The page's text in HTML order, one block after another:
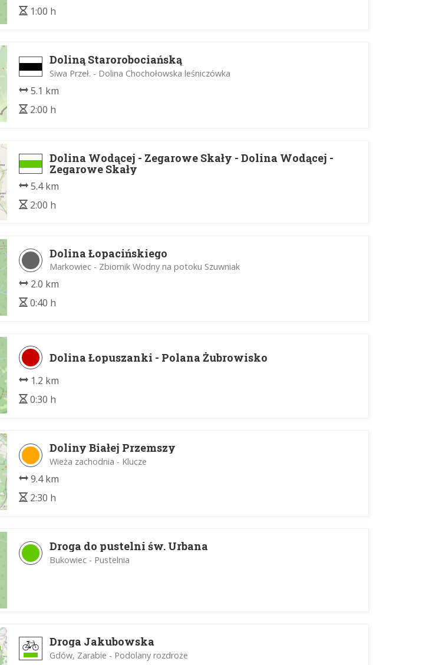
1:00 h
Doliną Starorobociańską
Siwa Przeł. - Dolina Chochołowska leśniczówka
5.1 km
2:00 h
Dolina Wodącej - Zegarowe Skały - Dolina Wodącej -
Zegarowe Skały
5.4 km
2:00 h
Dolina Łopacińskiego
Markowiec - Zbiornik Wodny na potoku Szuwniak
2.0 km
0:40 h
Dolina Łopuszanki - Polana Żubrowisko
1.2 km
0:30 h
Doliny Białej Przemszy
Wieża zachodnia - Klucze
9.4 km
2:30 h
Droga do pustelni św. Urbana
Bukowiec - Pustelnia
Droga Jakubowska
Gdów, Zarabie - Podolany rozdroże